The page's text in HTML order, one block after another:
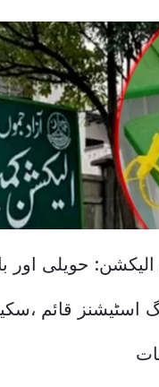
حویلی اور
اسٹیشنز قائم